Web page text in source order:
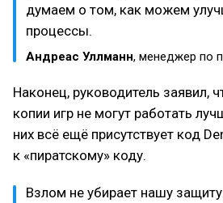
думаем о том, как можем
процессы.
Андреас Уллманн, менеджер по
Наконец, руководитель заявил,
копии игр не могут работать
них всё ещё присутствует код
к «пиратскому» коду.
Взлом не убирает нашу